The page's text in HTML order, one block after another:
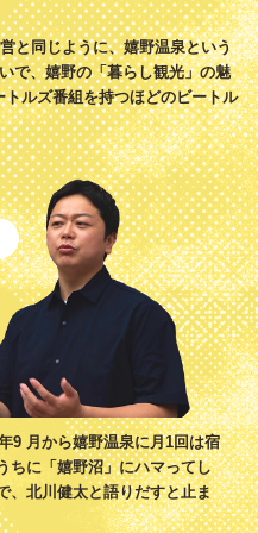
と同じように、嬉野温泉という
で、嬉野の「暮らし観光」の魅
ルズ番組を持つほどのビートル
9 月から嬉野温泉に月1回は宿
ちに「嬉野沼」にハマってし
、北川健太と語りだすと止ま